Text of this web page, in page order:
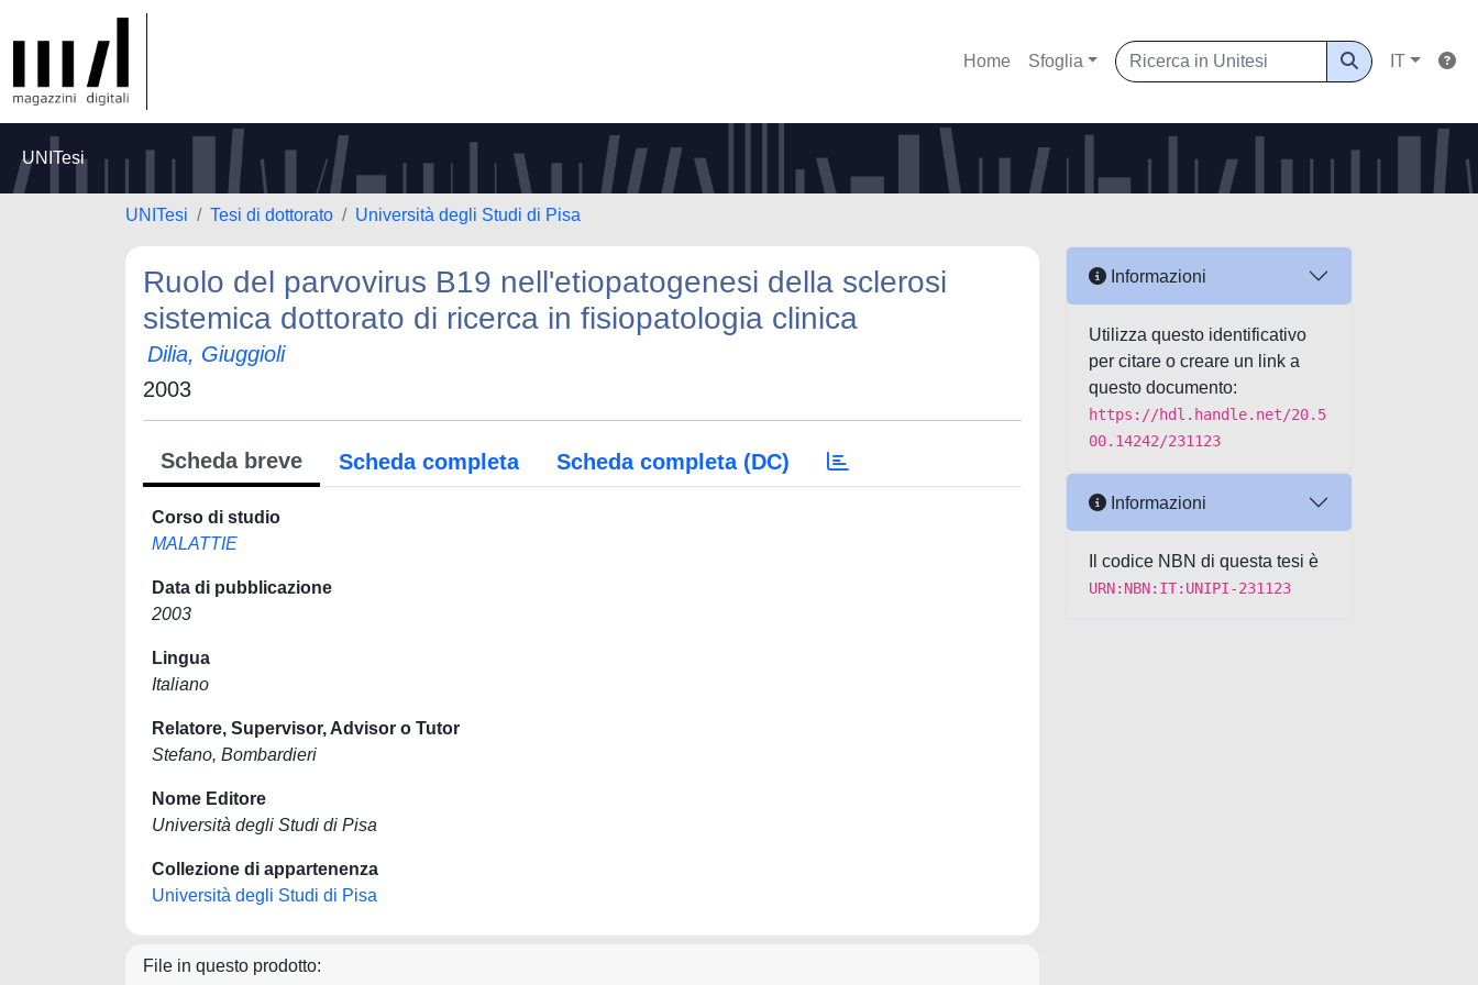
Home Sfoglia IT
UNITesi
UNITesi Tesi di dottorato Università degli Studi di Pisa
Ruolo del parvovirus B19 nell'etiopatogenesi della sclerosi
sistemica dottorato di ricerca in fisiopatologia clinica
Dilia, Giuggioli
2003
Scheda breve Scheda completa Scheda completa (DC)
Corso di studio
MALATTIE
Data di pubblicazione
2003
Lingua
Italiano
Relatore, Supervisor, Advisor o Tutor
Stefano, Bombardieri
Nome Editore
Università degli Studi di Pisa
Collezione di appartenenza
Università degli Studi di Pisa
File in questo prodotto:
Informazioni
Utilizza questo identificativo
per citare o creare un link a
questo documento:
https://hdl.handle.net/20.5
00.14242/231123
Informazioni
Il codice NBN di questa tesi è
URN:NBN:IT:UNIPI-231123